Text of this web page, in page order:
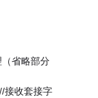
省略部分
接收套接字